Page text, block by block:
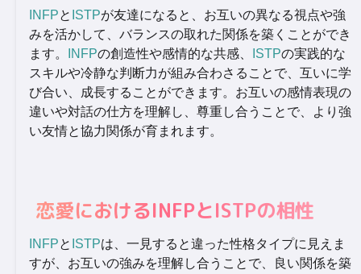
INFPと ISTPが友達になると、お互いの異なる視点や強
みを活かして、バランスの取れた関係を築くことができ
ます。
INFPの創造性や感情的な共感、 ISTPの実践的な
スキルや冷静な判断力が組み合わさることで、互いに学
び合い、成長することができます。お互いの感情表現の
違いや対話の仕方を理解し、尊重し合うことで、より強
い友情と協力関係が育まれます。
恋愛におけるINFPとISTPの相性
INFPと ISTPは、一見すると違った性格タイプに見えま
すが、お互いの強みを理解し合うことで、良い関係を築